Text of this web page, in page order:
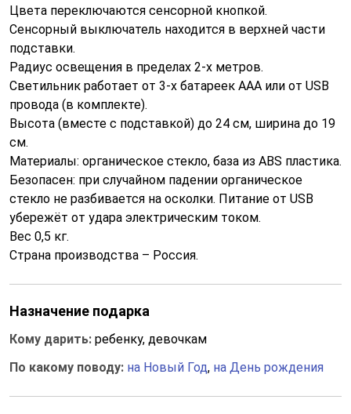
Цвета переключаются сенсорной кнопкой.
Сенсорный выключатель находится в верхней части
подставки.
Радиус освещения в пределах 2-х метров.
Светильник работает от 3-х батареек ААА или от USB
провода (в комплекте).
Высота (вместе с подставкой) до 24 см, ширина до 19
см.
Материалы: органическое стекло, база из ABS пластика.
Безопасен: при случайном падении органическое
стекло не разбивается на осколки. Питание от USB
убережёт от удара электрическим током.
Вес 0,5 кг.
Страна производства – Россия.
Назначение подарка
Кому дарить: ребенку, девочкам
По какому поводу: на Новый Год, на День рождения